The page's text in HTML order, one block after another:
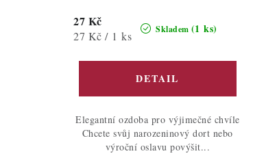
Skladem (1 ks)
27 Kč
Měrná
27 Kč / 1 ks
Elegantní ozdoba pro výjimečné chvíle
Chcete svůj narozeninový dort nebo
výroční oslavu povýšit...